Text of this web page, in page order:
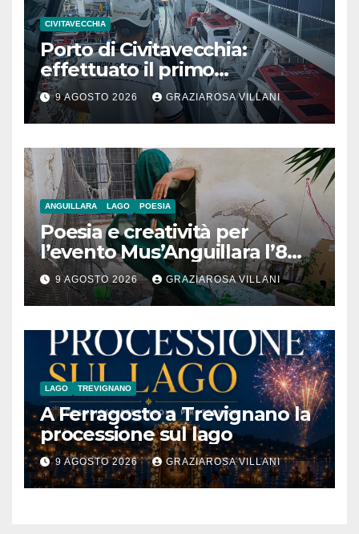
CIVITAVECCHIA
Porto di Civitavecchia:
effettuato il primo
rifornimento di GNL ad una
nave da crociera
9 AGOSTO 2026 GRAZIAROSA VILLANI
ANGUILLARA LAGO POESIA
Poesia e creatività per
l’evento Mus’Anguillara l’8
agosto 2026 al Museo
Contadino
9 AGOSTO 2026 GRAZIAROSA VILLANI
LAGO TREVIGNANO
A Ferragosto a Trevignano la
processione sul lago
9 AGOSTO 2026 GRAZIAROSA VILLANI